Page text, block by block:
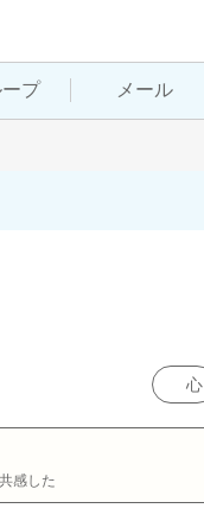
プ メール
心
共感した